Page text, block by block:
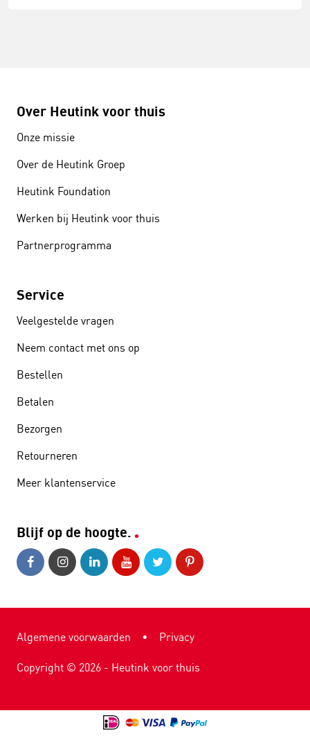
Over Heutink voor thuis
Onze missie
Over de Heutink Groep
Heutink Foundation
Werken bij Heutink voor thuis
Partnerprogramma
Service
Veelgestelde vragen
Neem contact met ons op
Bestellen
Betalen
Bezorgen
Retourneren
Meer klantenservice
Blijf op de hoogte.
Algemene voorwaarden • Privacy
Copyright © 2026 - Heutink voor thuis